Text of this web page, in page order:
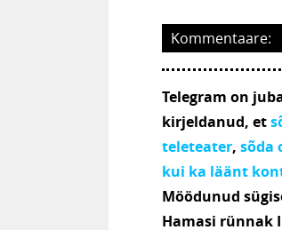
Kommentaare:
Telegram on
kirjeldanud, et
teleteater, sõda
kui ka läänt
Möödunud
Hamasi rünnak